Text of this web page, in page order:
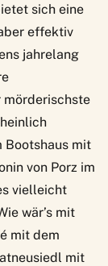
sich eine
effektiv
jahrelang
mörderischste
Bootshaus mit
von Porz im
vielleicht
wär’s mit
mit dem
mit